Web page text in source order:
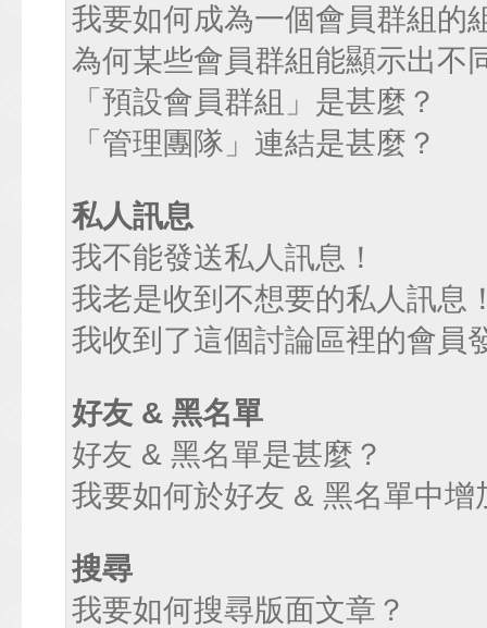
我要如何成為一個會員群組的
為何某些會員群組能顯示出不
「預設會員群組」是甚麼？
「管理團隊」連結是甚麼？
私人訊息
我不能發送私人訊息！
我老是收到不想要的私人訊息
我收到了這個討論區裡的會員
好友 & 黑名單
好友 & 黑名單是甚麼？
我要如何於好友 & 黑名單中增
搜尋
我要如何搜尋版面文章？